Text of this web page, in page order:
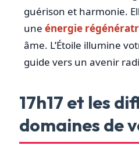
guérison et harmonie.
une énergie
âme. L’Étoile illumine
guide vers un avenir
17h17 et les
domaines de